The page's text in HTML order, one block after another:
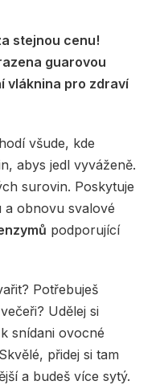
stejnou cenu!
guarovou
vláknina pro zdraví
všude, kde
abys jedl vyváženě.
surovin. Poskytuje
obnovu svalové
podporující
Potřebuješ
Udělej si
snídani ovocné
přidej si tam
a budeš více sytý.